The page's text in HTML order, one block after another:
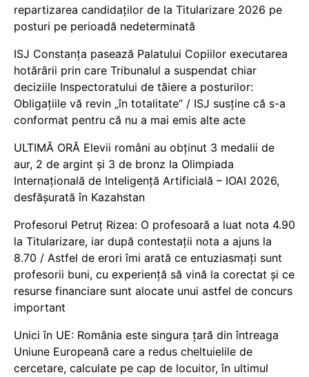
repartizarea candidaților de la Titularizare 2026 pe
posturi pe perioadă nedeterminată
ISJ Constanța pasează Palatului Copiilor executarea
hotărârii prin care Tribunalul a suspendat chiar
deciziile Inspectoratului de tăiere a posturilor:
Obligațiile vă revin „în totalitate” / ISJ susține că s-a
conformat pentru că nu a mai emis alte acte
ULTIMĂ ORĂ Elevii români au obținut 3 medalii de
aur, 2 de argint și 3 de bronz la Olimpiada
Internațională de Inteligență Artificială – IOAI 2026,
desfășurată în Kazahstan
Profesorul Petruț Rizea: O profesoară a luat nota 4.90
la Titularizare, iar după contestații nota a ajuns la
8.70 / Astfel de erori îmi arată ce entuziasmați sunt
profesorii buni, cu experiență să vină la corectat și ce
resurse financiare sunt alocate unui astfel de concurs
important
Unici în UE: România este singura țară din întreaga
Uniune Europeană care a redus cheltuielile de
cercetare, calculate pe cap de locuitor, în ultimul